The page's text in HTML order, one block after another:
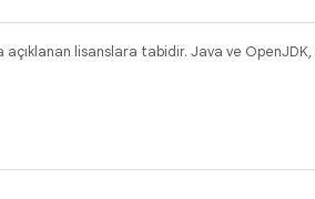
açıklanan lisanslara tabidir. Java ve